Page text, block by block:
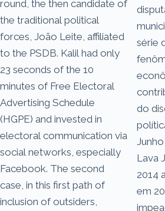
round, the then candidate of
the traditional political
forces, João Leite, affiliated
to the PSDB. Kalil had only
23 seconds of the 10
minutes of Free Electoral
Advertising Schedule
(HGPE) and invested in
electoral communication via
social networks, especially
Facebook. The second
case, in this first path of
inclusion of outsiders,
série
do
Lava
2014
em